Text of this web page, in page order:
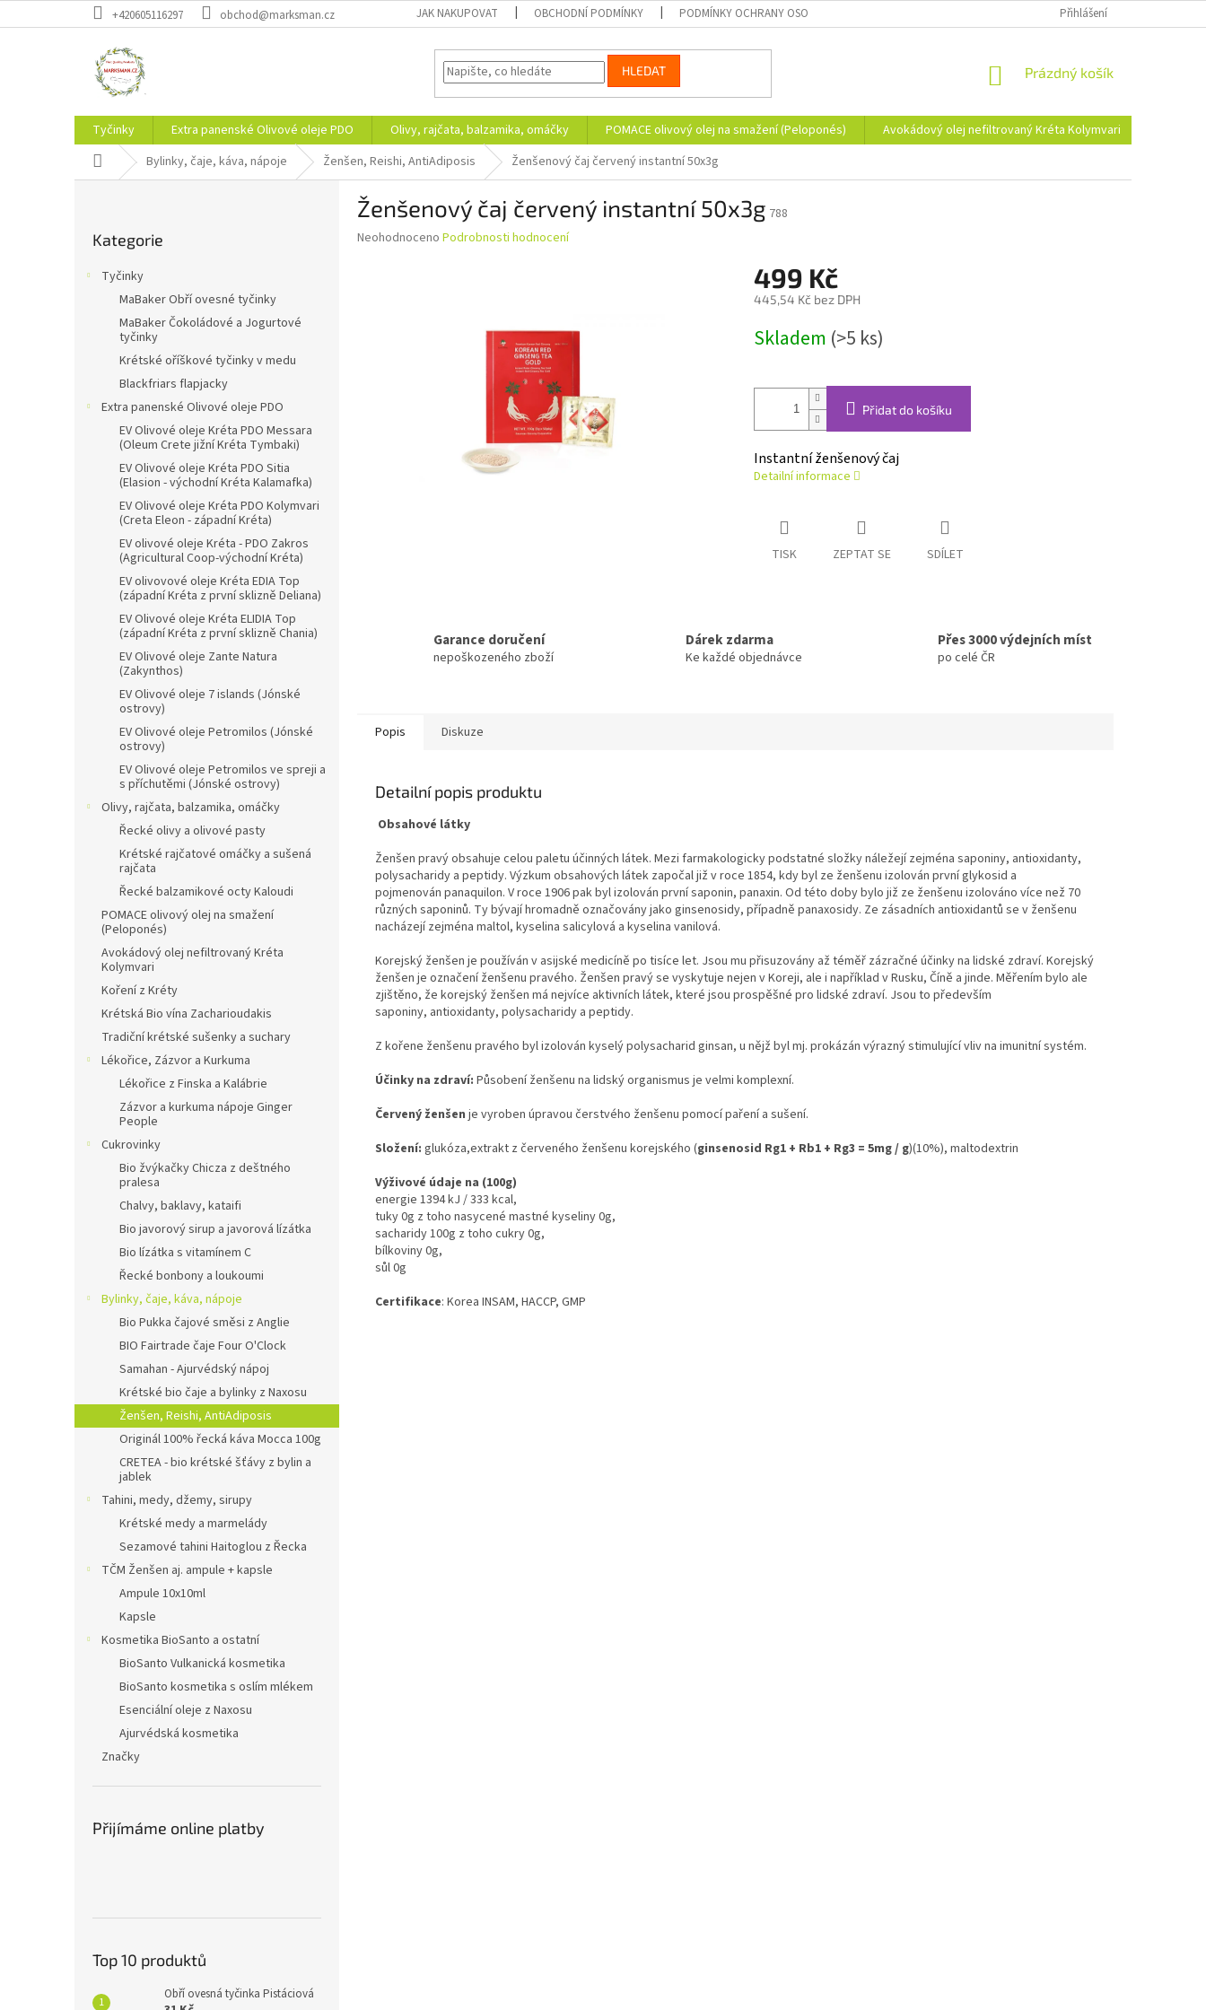
na
+420605116297 obchod@marksman.cz JAK NAKUPOVAT OBCHODNÍ PODMÍNKY PODMÍNKY OCHRANY OSOBNÍCH ÚDAJŮ Přihlášení
HLEDAT
NÁKUPNÍ
Prázdný košík
Tyčinky Extra panenské Olivové oleje PDO Olivy, rajčata, balzamika, omáčky POMACE olivový olej na smažení (Peloponés) Avokádový olej nefiltrovaný Kréta Kolymvari
Domů Bylinky, čaje, káva, nápoje Ženšen, Reishi, AntiAdiposis Ženšenový čaj červený instantní 50x3g
kategorie
Kategorie
Tyčinky
MaBaker Obří ovesné tyčinky
MaBaker Čokoládové a Jogurtové
tyčinky
Krétské oříškové tyčinky v medu
Blackfriars flapjacky
Extra panenské Olivové oleje PDO
EV Olivové oleje Kréta PDO Messara
(Oleum Crete jižní Kréta Tymbaki)
EV Olivové oleje Kréta PDO Sitia
(Elasion - východní Kréta Kalamafka)
EV Olivové oleje Kréta PDO Kolymvari
(Creta Eleon - západní Kréta)
EV olivové oleje Kréta - PDO Zakros
(Agricultural Coop-východní Kréta)
EV olivovové oleje Kréta EDIA Top
(západní Kréta z první sklizně Deliana)
EV Olivové oleje Kréta ELIDIA Top
(západní Kréta z první sklizně Chania)
EV Olivové oleje Zante Natura
(Zakynthos)
EV Olivové oleje 7 islands (Jónské
ostrovy)
EV Olivové oleje Petromilos (Jónské
ostrovy)
EV Olivové oleje Petromilos ve spreji a
s příchutěmi (Jónské ostrovy)
Olivy, rajčata, balzamika, omáčky
Řecké olivy a olivové pasty
Krétské rajčatové omáčky a sušená
rajčata
Řecké balzamikové octy Kaloudi
POMACE olivový olej na smažení
(Peloponés)
Avokádový olej nefiltrovaný Kréta
Kolymvari
Koření z Kréty
Krétská Bio vína Zacharioudakis
Tradiční krétské sušenky a suchary
Lékořice, Zázvor a Kurkuma
Lékořice z Finska a Kalábrie
Zázvor a kurkuma nápoje Ginger
People
Cukrovinky
Bio žvýkačky Chicza z deštného
pralesa
Chalvy, baklavy, kataifi
Bio javorový sirup a javorová lízátka
Bio lízátka s vitamínem C
Řecké bonbony a loukoumi
Bylinky, čaje, káva, nápoje
Bio Pukka čajové směsi z Anglie
BIO Fairtrade čaje Four O'Clock
Samahan - Ajurvédský nápoj
Krétské bio čaje a bylinky z Naxosu
Ženšen, Reishi, AntiAdiposis
Originál 100% řecká káva Mocca 100g
CRETEA - bio krétské šťávy z bylin a
jablek
Tahini, medy, džemy, sirupy
Krétské medy a marmelády
Sezamové tahini Haitoglou z Řecka
TČM Ženšen aj. ampule + kapsle
Ampule 10x10ml
Kapsle
Kosmetika BioSanto a ostatní
BioSanto Vulkanická kosmetika
BioSanto kosmetika s oslím mlékem
Esenciální oleje z Naxosu
Ajurvédská kosmetika
Značky
Přijímáme online platby
Top 10 produktů
Obří ovesná tyčinka Pistáciová
Ženšenový čaj červený instantní 50x3g 788
Průměrné
Neohodnoceno Podrobnosti hodnocení
499 Kč
445,54 Kč bez DPH
cena:
Skladem (>5 ks)
Přidat do košíku
Instantní ženšenový čaj
Detailní informace
TISK ZEPTAT SE SDÍLET
Garance doručení
nepoškozeného zboží
Dárek zdarma
Ke každé objednávce
Přes 3000 výdejních míst
po celé ČR
Popis Diskuze
Detailní popis produktu
Obsahové látky
Ženšen pravý obsahuje celou paletu účinných látek. Mezi farmakologicky podstatné složky náležejí zejména saponiny, antioxidanty,
polysacharidy a peptidy. Výzkum obsahových látek započal již v roce 1854, kdy byl ze ženšenu izolován první glykosid a
pojmenován panaquilon. V roce 1906 pak byl izolován první saponin, panaxin. Od této doby bylo již ze ženšenu izolováno více než 70
různých saponinů. Ty bývají hromadně označovány jako ginsenosidy, případně panaxosidy. Ze zásadních antioxidantů se v ženšenu
nacházejí zejména maltol, kyselina salicylová a kyselina vanilová.
Korejský ženšen je používán v asijské medicíně po tisíce let. Jsou mu přisuzovány až téměř zázračné účinky na lidské zdraví. Korejský
ženšen je označení ženšenu pravého. Ženšen pravý se vyskytuje nejen v Koreji, ale i například v Rusku, Číně a jinde. Měřením bylo ale
zjištěno, že korejský ženšen má nejvíce aktivních látek, které jsou prospěšné pro lidské zdraví. Jsou to především
saponiny, antioxidanty, polysacharidy a peptidy.
Z kořene ženšenu pravého byl izolován kyselý polysacharid ginsan, u nějž byl mj. prokázán výrazný stimulující vliv na imunitní systém.
Účinky na zdraví: Působení ženšenu na lidský organismus je velmi komplexní.
Červený ženšen je vyroben úpravou čerstvého ženšenu pomocí paření a sušení.
Složení: glukóza,extrakt z červeného ženšenu korejského (ginsenosid Rg1 + Rb1 + Rg3 = 5mg / g)(10%), maltodextrin
Výživové údaje na (100g)
energie 1394 kJ / 333 kcal,
tuky 0g z toho nasycené mastné kyseliny 0g,
sacharidy 100g z toho cukry 0g,
bílkoviny 0g,
sůl 0g
Certifikace: Korea INSAM, HACCP, GMP